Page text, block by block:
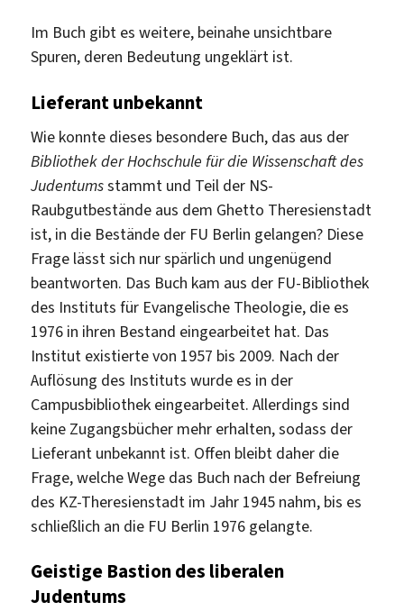
Im Buch gibt es weitere, beinahe unsichtbare
Spuren, deren Bedeutung ungeklärt ist.
Lieferant unbekannt
Wie konnte dieses besondere Buch, das aus der
Bibliothek der Hochschule für die Wissenschaft des
Judentumsstammt und Teil der NS-
Raubgutbestände aus dem Ghetto Theresienstadt
ist, in die Bestände der FU Berlin gelangen? Diese
Frage lässt sich nur spärlich und ungenügend
beantworten. Das Buch kam aus der FU-Bibliothek
des Instituts für Evangelische Theologie, die es
1976 in ihren Bestand eingearbeitet hat. Das
Institut existierte von 1957 bis 2009. Nach der
Auflösung des Instituts wurde es in der
Campusbibliothek eingearbeitet. Allerdings sind
keine Zugangsbücher mehr erhalten, sodass der
Lieferant unbekannt ist. Offen bleibt daher die
Frage, welche Wege das Buch nach der Befreiung
des KZ-Theresienstadt im Jahr 1945 nahm, bis es
schließlich an die FU Berlin 1976 gelangte.
Geistige Bastion des liberalen
Judentums